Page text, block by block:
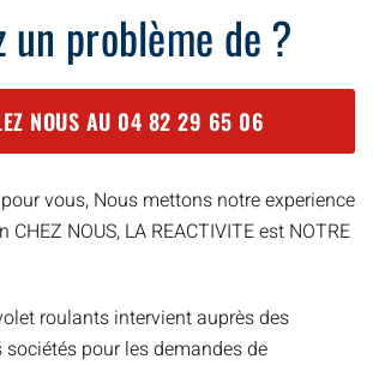
un problème de ?
NOUS AU 04 82 29 65 06
vous, Nous mettons notre experience
NOUS, LA REACTIVITE est NOTRE
roulants intervient auprès des
pour les demandes de